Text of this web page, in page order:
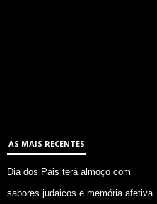
AS MAIS RECENTES
Dia dos Pais terá almoço com
sabores judaicos e memória afetiva